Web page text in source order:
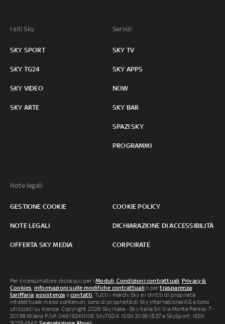
I siti Sky:
SKY SPORT
SKY TG24
SKY VIDEO
SKY ARTE
Servizi:
SKY TV
SKY APPS
NOW
SKY BAR
SPAZI SKY
PROGRAMMI
Note legali:
GESTIONE COOKIE COOKIE POLICY
NOTE LEGALI DICHIARAZIONE DI ACCESSIBILITÀ
OFFERTA SKY MEDIA CORPORATE
Per il consumatore clicca qui per iModuli, Condizioni contrattuali Privacy &
Cookies informazioni sulle modifiche contrattuali o pertrasparenza
tariffaria ,assistenza econtatti . Tutti i marchi Sky e i diritti di proprietà
intellettuale in essi contenuti, sono di proprietà di Sky international AG e sono
utilizzati su licenza. Copyright 2026 Sky Italia - Sky Italia Srl Via Monte Penice, 7 -
20138 Milano P.IVA 04619241005. SkyTG24: ISSN 3035-1537 e SkySport: ISSN